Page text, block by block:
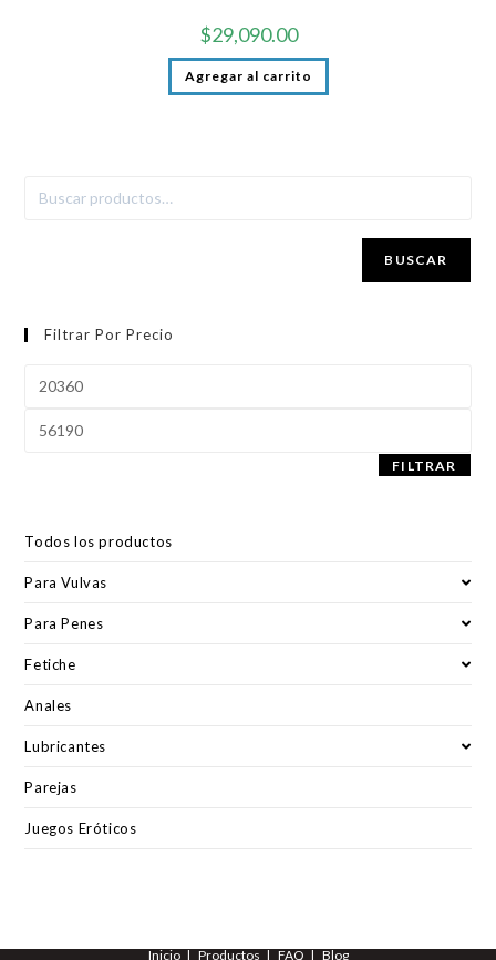
$29,090.00
Agregar al carrito
BUSCAR
Filtrar Por Precio
FILTRAR
Todos los productos
Para Vulvas
Para Penes
Fetiche
Anales
Lubricantes
Parejas
Juegos Eróticos
Inicio Productos FAQ Blog